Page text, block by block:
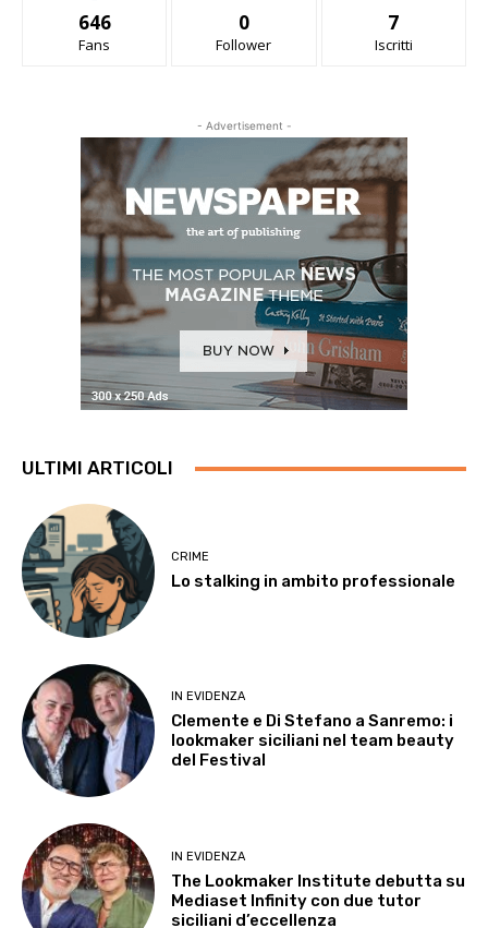
646
Fans
0
Follower
7
Iscritti
- Advertisement -
ULTIMI ARTICOLI
CRIME
Lo stalking in ambito professionale
IN EVIDENZA
Clemente e Di Stefano a Sanremo: i
lookmaker siciliani nel team beauty
del Festival
IN EVIDENZA
The Lookmaker Institute debutta su
Mediaset Infinity con due tutor
siciliani d’eccellenza